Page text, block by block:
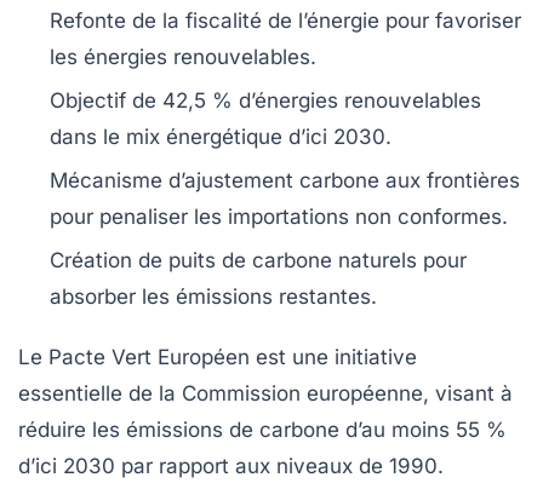
Refonte de la fiscalité de l’énergie pour favoriser
les énergies renouvelables.
Objectif de 42,5 % d’énergies renouvelables
dans le mix énergétique d’ici 2030.
Mécanisme d’ajustement carbone aux frontières
pour penaliser les importations non conformes.
Création de puits de carbone naturels pour
absorber les émissions restantes.
Le Pacte Vert Européen est une initiative
essentielle de la Commission européenne, visant à
réduire les émissions de carbone d’au moins 55 %
d’ici 2030 par rapport aux niveaux de 1990.